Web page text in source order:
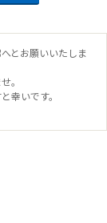
とお願いいたしま
。
幸いです。